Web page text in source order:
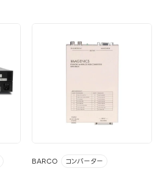
BARCO コンバーター